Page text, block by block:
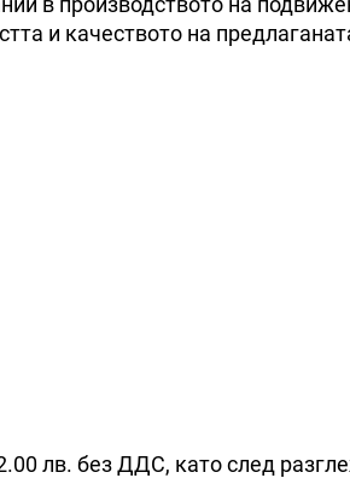
и качеството на
лв. без ДДС, като след